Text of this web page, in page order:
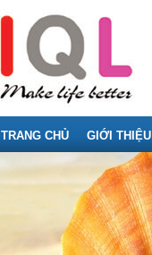
TRANG CHỦ GIỚI THIỆU